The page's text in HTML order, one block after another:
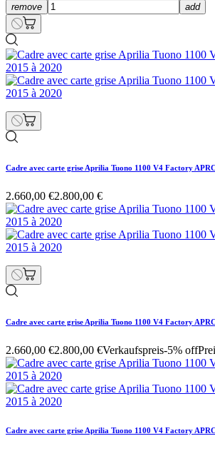
remove add
Cadre avec carte grise Aprilia Tuono 1100 V4 Factory
2.660,00 €2.800,00 €
Cadre avec carte grise Aprilia Tuono 1100 V4 Factory
2.660,00 €2.800,00 €Verkaufspreis-5% off
Cadre avec carte grise Aprilia Tuono 1100 V4 Factory